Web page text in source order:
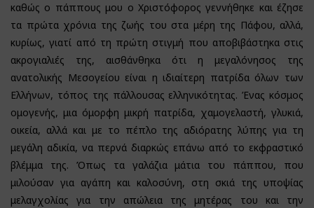
καθώς ο πάππους μου ο Χριστόφορος γεννήθηκε και έζησε
τα πρώτα χρόνια της ζωής του στα μέρη της Πάφου, αλλά,
κυρίως, γιατί από τη πρώτη στιγμή που αποβιβάστηκα στις
ακρογιαλιές της, αισθάνθηκα ότι η μεγαλόνησος της
ανατολικής Μεσογείου είναι η ιδιαίτερη πατρίδα όλων των
Ελλήνων, τόπος της πάλλουσας ελληνικότητας. Ένας κόσμος
ομογενής, μια όμορφη μικρή πατρίδα, χαμογελαστή, γλυκιά,
οικεία, αλλά και με το πέπλο της αδιόρατης λύπης για τη
μεγάλη αδικία, να περνά διαρκώς επάνω από το εκφραστικό
βλέμμα της. Όπως τα γαλάζια μάτια του πάππου, που
μιλούσαν για αγάπη και καλοσύνη, στη σκιά της υποψίας
μελαγχολίας για την απώλεια της μητέρας του και την